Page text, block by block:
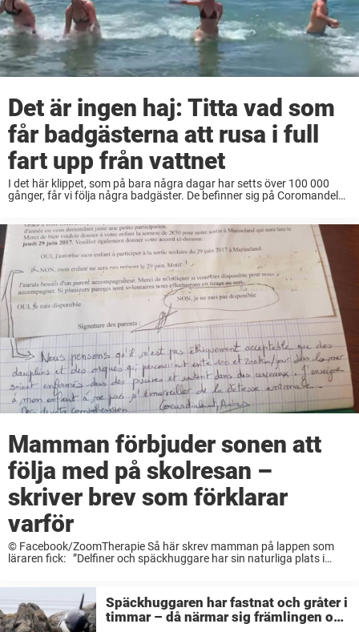
Det är ingen haj: Titta vad som
får badgästerna att rusa i full
fart upp från vattnet
I det här klippet, som på bara några dagar har setts över 100 000
gånger, får vi följa några badgäster. De befinner sig på Coromandel
Mamman förbjuder sonen att
följa med på skolresan –
skriver brev som förklarar
varför
© Facebook/ZoomTherapie Så här skrev mamman på lappen som
läraren fick: ”Delfiner och späckhuggare har sin naturliga plats i
Späckhuggaren har fastnat och gråter i
timmar – då närmar sig främlingen och